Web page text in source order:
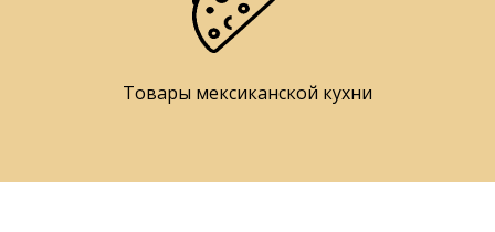
Товары мексиканской кухни